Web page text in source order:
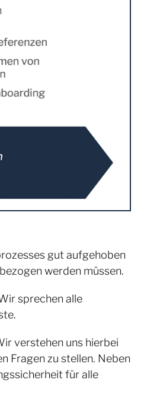
gut aufgehoben
werden müssen.
sprechen alle
verstehen uns hierbei
Fragen zu stellen. Neben
für alle